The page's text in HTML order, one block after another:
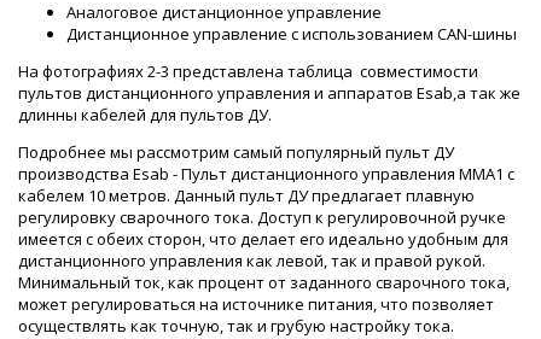
Аналоговое дистанционное управление
Дистанционное управление с использованием CAN-шины
На фотографиях 2-3 представлена таблица совместимости
пультов дистанционного управления и аппаратов Esab,а так же
длинны кабелей для пультов ДУ.
Подробнее мы рассмотрим самый популярный пульт ДУ
производства Esab - Пульт дистанционного управления ММА1 с
кабелем 10 метров. Данный пульт ДУ предлагает плавную
регулировку сварочного тока. Доступ к регулировочной ручке
имеется с обеих сторон, что делает его идеально удобным для
дистанционного управления как левой, так и правой рукой.
Минимальный ток, как процент от заданного сварочного тока,
может регулироваться на источнике питания, что позволяет
осуществлять как точную, так и грубую настройку тока.